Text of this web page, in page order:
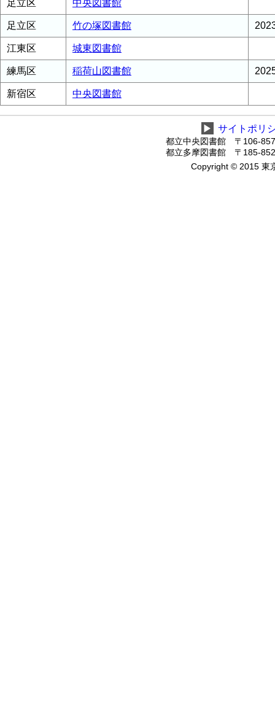
足立区 中央図書館
足立区 竹の塚図書館
江東区 城東図書館
練馬区 稲荷山図書館
新宿区 中央図書館
▶ サイトポリ
都立中央図書館 〒106-
都立多摩図書館 〒185-
Copyright © 2015 東